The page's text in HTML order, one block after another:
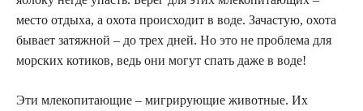
место отдыха, а охота происходит в воде. Зачастую, охота
бывает затяжной – до трех дней. Но это не проблема для
морских котиков, ведь они могут спать даже в воде!
Эти млекопитающие – мигрирующие животные. Их